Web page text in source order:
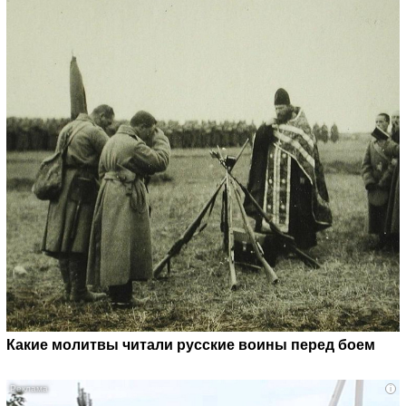
Какие молитвы читали русские воины перед боем
i